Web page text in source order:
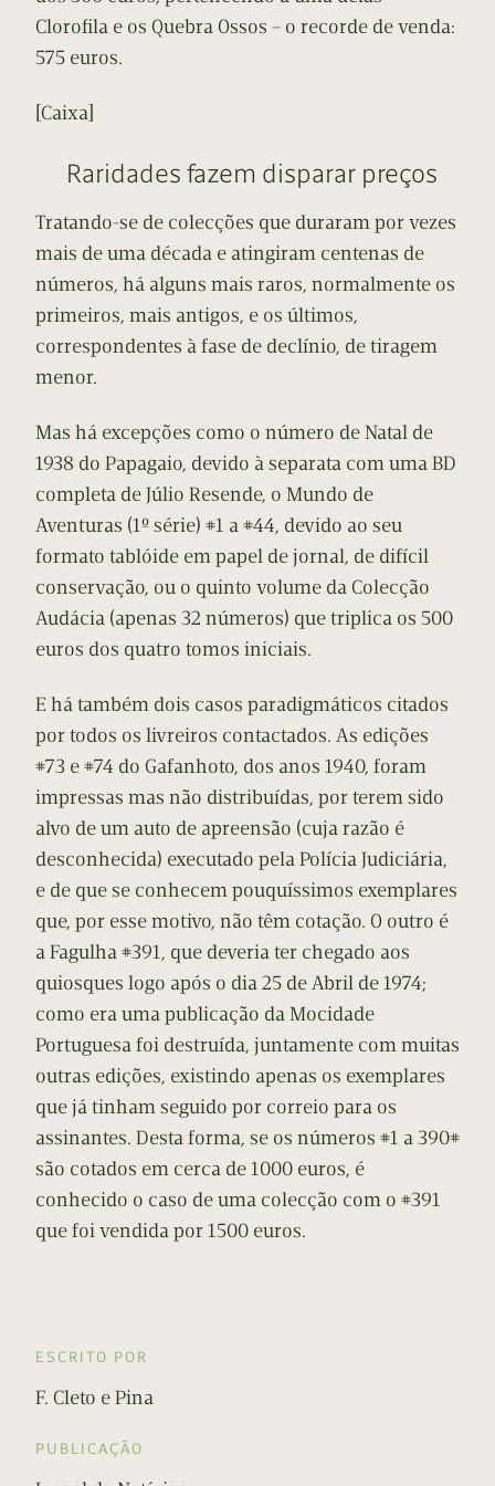
Clorofila e os Quebra Ossos – o recorde de venda:
575 euros.
[Caixa]
Raridades fazem disparar preços
Tratando-se de colecções que duraram por vezes
mais de uma década e atingiram centenas de
números, há alguns mais raros, normalmente os
primeiros, mais antigos, e os últimos,
correspondentes à fase de declínio, de tiragem
menor.
Mas há excepções como o número de Natal de
1938 do Papagaio, devido à separata com uma BD
completa de Júlio Resende, o Mundo de
Aventuras (1º série) #1 a #44, devido ao seu
formato tablóide em papel de jornal, de difícil
conservação, ou o quinto volume da Colecção
Audácia (apenas 32 números) que triplica os 500
euros dos quatro tomos iniciais.
E há também dois casos paradigmáticos citados
por todos os livreiros contactados. As edições
#73 e #74 do Gafanhoto, dos anos 1940, foram
impressas mas não distribuídas, por terem sido
alvo de um auto de apreensão (cuja razão é
desconhecida) executado pela Polícia Judiciária,
e de que se conhecem pouquíssimos exemplares
que, por esse motivo, não têm cotação. O outro é
a Fagulha #391, que deveria ter chegado aos
quiosques logo após o dia 25 de Abril de 1974;
como era uma publicação da Mocidade
Portuguesa foi destruída, juntamente com muitas
outras edições, existindo apenas os exemplares
que já tinham seguido por correio para os
assinantes. Desta forma, se os números #1 a 390#
são cotados em cerca de 1000 euros, é
conhecido o caso de uma colecção com o #391
que foi vendida por 1500 euros.
ESCRITO POR
F. Cleto e Pina
PUBLICAÇÃO